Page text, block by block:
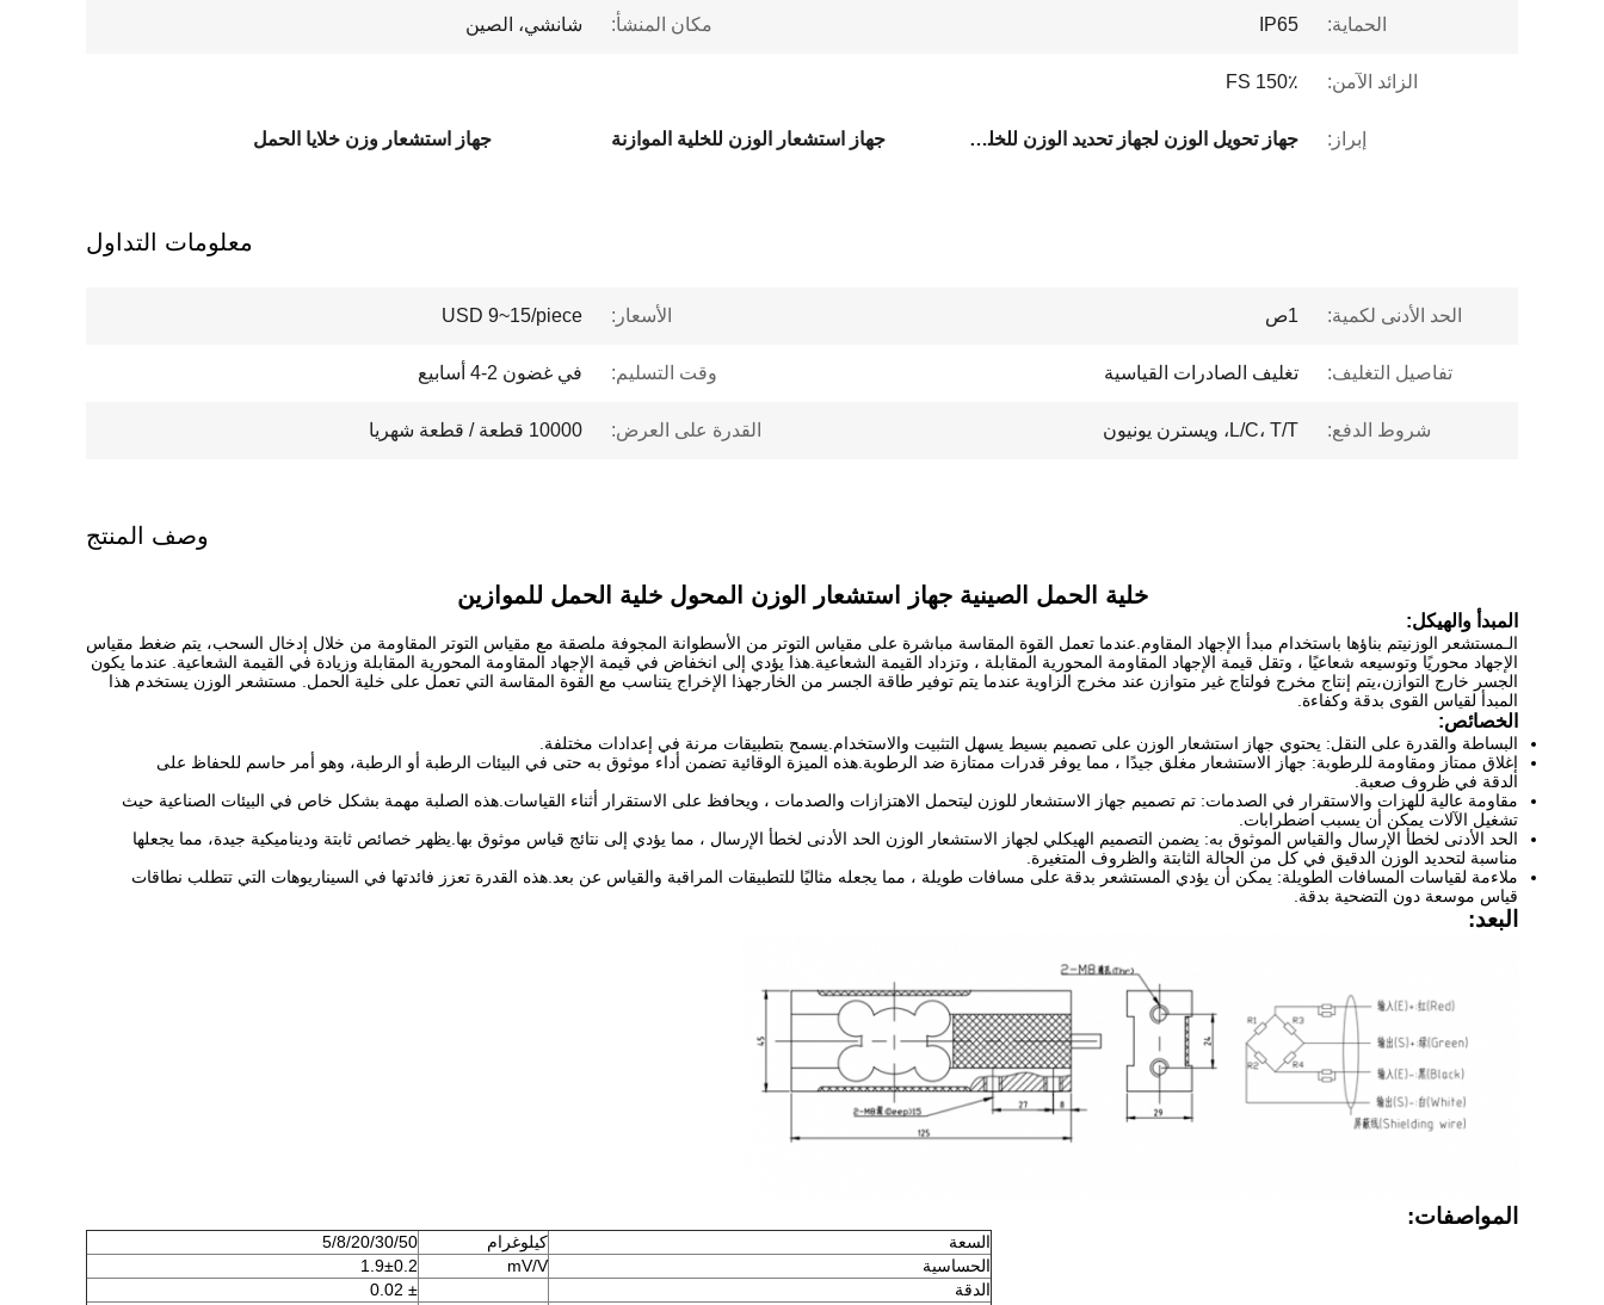
الحماية: IP65 مكان المنشأ: شانشي، الصين
الزائد الآمن: 150٪ FS
إبراز: جهاز تحويل الوزن لجهاز تحديد الوزن للخلية الحمل جهاز استشعار الوزن للخلية الموازنة جهاز استشعار وزن خلايا الحمل
معلومات التداول
الحد الأدنى لكمية: 1ص الأسعار: USD 9~15/piece
تفاصيل التغليف: تغليف الصادرات القياسية وقت التسليم: في غضون 2-4 أسابيع
شروط الدفع: L/C، T/T، ويسترن يونيون القدرة على العرض: 10000 قطعة / قطعة شهريا
وصف المنتج
خلية الحمل الصينية جهاز استشعار الوزن المحول خلية الحمل للموازين
المبدأ والهيكل:
الـمستشعر الوزنيتم بناؤها باستخدام مبدأ الإجهاد المقاوم.عندما تعمل القوة المقاسة مباشرة على مقياس التوتر من الأسطوانة المجوفة ملصقة مع مقياس التوتر المقاومة من خلال إدخال السحب، يتم ضغط مقياس
الإجهاد محوريًا وتوسيعه شعاعيًا ، وتقل قيمة الإجهاد المقاومة المحورية المقابلة ، وتزداد القيمة الشعاعية. هذا يؤدي إلى انخفاض في قيمة الإجهاد المقاومة المحورية المقابلة وزيادة في القيمة الشعاعية. عندما يكون
الجسر خارج التوازن،يتم إنتاج مخرج فولتاج غير متوازن عند مخرج الزاوية عندما يتم توفير طاقة الجسر من الخارجهذا الإخراج يتناسب مع القوة المقاسة التي تعمل على خلية الحمل. مستشعر الوزن يستخدم هذا
المبدأ لقياس القوى بدقة وكفاءة.
الخصائص:
البساطة والقدرة على النقل: يحتوي جهاز استشعار الوزن على تصميم بسيط يسهل التثبيت والاستخدام.يسمح بتطبيقات مرنة في إعدادات مختلفة.
إغلاق ممتاز ومقاومة للرطوبة: جهاز الاستشعار مغلق جيدًا ، مما يوفر قدرات ممتازة ضد الرطوبة.هذه الميزة الوقائية تضمن أداء موثوق به حتى في البيئات الرطبة أو الرطبة، وهو أمر حاسم للحفاظ على
الدقة في ظروف صعبة.
مقاومة عالية للهزات والاستقرار في الصدمات: تم تصميم جهاز الاستشعار للوزن ليتحمل الاهتزازات والصدمات ، ويحافظ على الاستقرار أثناء القياسات.هذه الصلبة مهمة بشكل خاص في البيئات الصناعية حيث
تشغيل الآلات يمكن أن يسبب اضطرابات.
الحد الأدنى لخطأ الإرسال والقياس الموثوق به: يضمن التصميم الهيكلي لجهاز الاستشعار الوزن الحد الأدنى لخطأ الإرسال ، مما يؤدي إلى نتائج قياس موثوق بها.يظهر خصائص ثابتة وديناميكية جيدة، مما يجعلها
مناسبة لتحديد الوزن الدقيق في كل من الحالة الثابتة والظروف المتغيرة.
ملاءمة لقياسات المسافات الطويلة: يمكن أن يؤدي المستشعر بدقة على مسافات طويلة ، مما يجعله مثاليًا للتطبيقات المراقبة والقياس عن بعد.هذه القدرة تعزز فائدتها في السيناريوهات التي تتطلب نطاقات
قياس موسعة دون التضحية بدقة.
البعد:
المواصفات:
السعة كيلوغرام
5/8/20/30/50
الحساسية
mV/V
1.9±0.2
الدقة
± 0.02